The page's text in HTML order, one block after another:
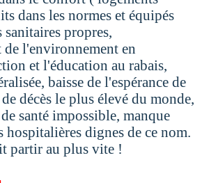
dans les normes et équipés
propres,
de l'environnement en
et l'éducation au rabais,
baisse de l'espérance de
décès le plus élevé du monde,
santé impossible, manque
dignes de ce nom.
partir au plus vite !